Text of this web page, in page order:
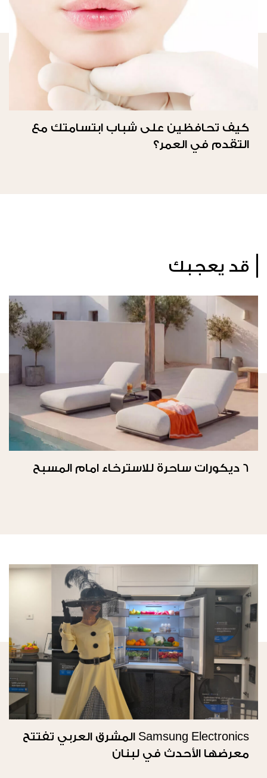
كيف تحافظين على شباب ابتسامتك مع
التقدم في العمر؟
قد يعجبك
6 ديكورات ساحرة للاسترخاء امام المسبح
Samsung Electronics المشرق العربي تفتتح
معرضها الأحدث في لبنان